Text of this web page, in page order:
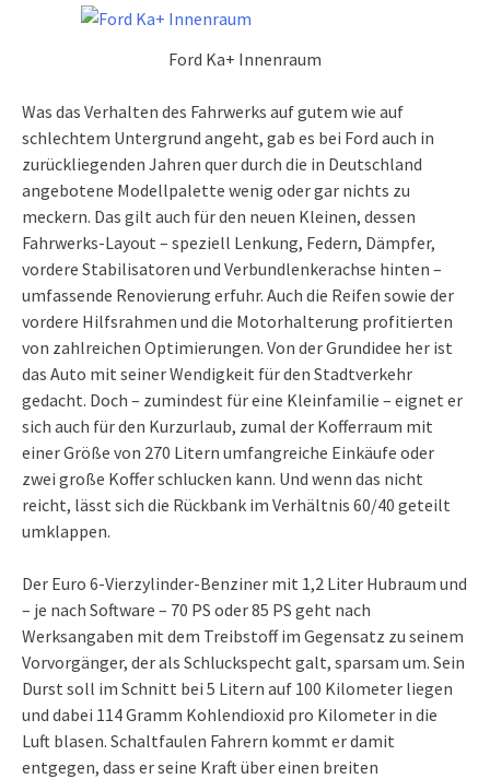
Ford Ka+ Innenraum
Was das Verhalten des Fahrwerks auf gutem wie auf
schlechtem Untergrund angeht, gab es bei Ford auch in
zurückliegenden Jahren quer durch die in Deutschland
angebotene Modellpalette wenig oder gar nichts zu
meckern. Das gilt auch für den neuen Kleinen, dessen
Fahrwerks-Layout – speziell Lenkung, Federn, Dämpfer,
vordere Stabilisatoren und Verbundlenkerachse hinten –
umfassende Renovierung erfuhr. Auch die Reifen sowie der
vordere Hilfsrahmen und die Motorhalterung profitierten
von zahlreichen Optimierungen. Von der Grundidee her ist
das Auto mit seiner Wendigkeit für den Stadtverkehr
gedacht. Doch – zumindest für eine Kleinfamilie – eignet er
sich auch für den Kurzurlaub, zumal der Kofferraum mit
einer Größe von 270 Litern umfangreiche Einkäufe oder
zwei große Koffer schlucken kann. Und wenn das nicht
reicht, lässt sich die Rückbank im Verhältnis 60/40 geteilt
umklappen.
Der Euro 6-Vierzylinder-Benziner mit 1,2 Liter Hubraum und
– je nach Software – 70 PS oder 85 PS geht nach
Werksangaben mit dem Treibstoff im Gegensatz zu seinem
Vorvorgänger, der als Schluckspecht galt, sparsam um. Sein
Durst soll im Schnitt bei 5 Litern auf 100 Kilometer liegen
und dabei 114 Gramm Kohlendioxid pro Kilometer in die
Luft blasen. Schaltfaulen Fahrern kommt er damit
entgegen, dass er seine Kraft über einen breiten